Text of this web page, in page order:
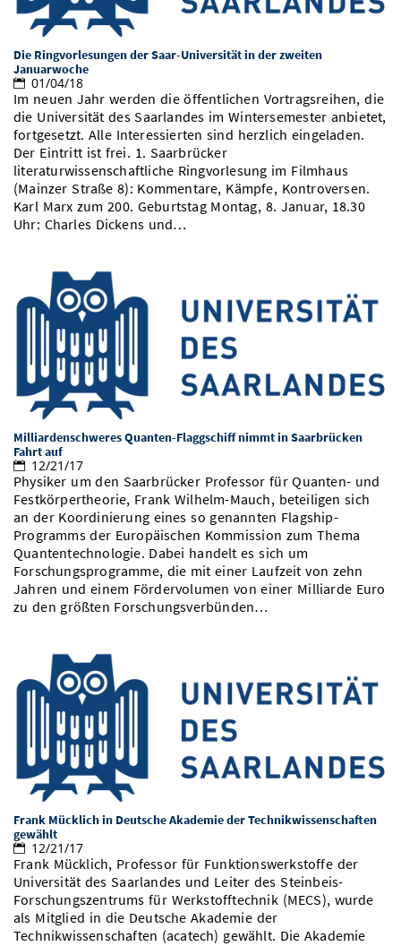
Vom Studium in den Beruf
Study Scheduler
Bibliothek
Open Science/Open Access
Start-ups
IT-Themenabend
Ranking
Zahlen & Fakten
Preise, Auszeichnungen und Förderungen
Kontakt
SIC Merchandise
SIC Podcast
AnsprechpartnerInnen, Personen, Forschungsgruppen
Termine, Vorträge und Veranstaltungen
Alumni
Die Ringvorlesungen der Saar-Universität in der zweiten
Januarwoche
01/04/18
Im neuen Jahr werden die öffentlichen Vortragsreihen, die
die Universität des Saarlandes im Wintersemester anbietet,
fortgesetzt. Alle Interessierten sind herzlich eingeladen.
Der Eintritt ist frei. 1. Saarbrücker
literaturwissenschaftliche Ringvorlesung im Filmhaus
(Mainzer Straße 8): Kommentare, Kämpfe, Kontroversen.
Karl Marx zum 200. Geburtstag Montag, 8. Januar, 18.30
Uhr: Charles Dickens und…
Milliardenschweres Quanten-Flaggschiff nimmt in Saarbrücken
Fahrt auf
12/21/17
Physiker um den Saarbrücker Professor für Quanten- und
Festkörpertheorie, Frank Wilhelm-Mauch, beteiligen sich
an der Koordinierung eines so genannten Flagship-
Programms der Europäischen Kommission zum Thema
Quantentechnologie. Dabei handelt es sich um
Forschungsprogramme, die mit einer Laufzeit von zehn
Jahren und einem Fördervolumen von einer Milliarde Euro
zu den größten Forschungsverbünden…
Frank Mücklich in Deutsche Akademie der Technikwissenschaften
gewählt
12/21/17
Frank Mücklich, Professor für Funktionswerkstoffe der
Universität des Saarlandes und Leiter des Steinbeis-
Forschungszentrums für Werkstofftechnik (MECS), wurde
als Mitglied in die Deutsche Akademie der
Technikwissenschaften (acatech) gewählt. Die Akademie